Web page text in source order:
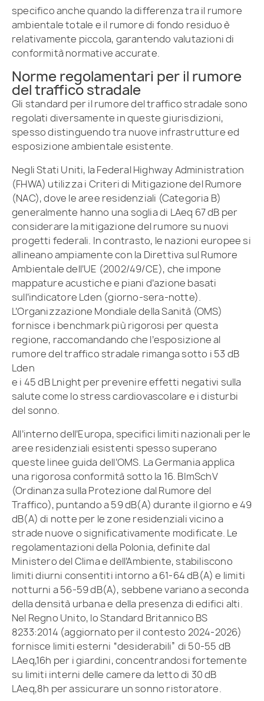
specifico anche quando la differenza tra il rumore
ambientale totale e il rumore di fondo residuo è
relativamente piccola, garantendo valutazioni di
conformità normative accurate.
Norme regolamentari per il rumore
del traffico stradale
Gli standard per il rumore del traffico stradale sono
regolati diversamente in queste giurisdizioni,
spesso distinguendo tra nuove infrastrutture ed
esposizione ambientale esistente.
Negli Stati Uniti, la Federal Highway Administration
(FHWA) utilizza i Criteri di Mitigazione del Rumore
(NAC), dove le aree residenziali (Categoria B)
generalmente hanno una soglia di LAeq 67 dB per
considerare la mitigazione del rumore su nuovi
progetti federali. In contrasto, le nazioni europee si
allineano ampiamente con la Direttiva sul Rumore
Ambientale dell’UE (2002/49/CE), che impone
mappature acustiche e piani d’azione basati
sull’indicatore Lden (giorno-sera-notte).
L’Organizzazione Mondiale della Sanità (OMS)
fornisce i benchmark più rigorosi per questa
regione, raccomandando che l’esposizione al
rumore del traffico stradale rimanga sotto i 53 dB
Lden
e i 45 dB Lnight per prevenire effetti negativi sulla
salute come lo stress cardiovascolare e i disturbi
del sonno.
All’interno dell’Europa, specifici limiti nazionali per le
aree residenziali esistenti spesso superano
queste linee guida dell’OMS. La Germania applica
una rigorosa conformità sotto la 16. BImSchV
(Ordinanza sulla Protezione dal Rumore del
Traffico), puntando a 59 dB(A) durante il giorno e 49
dB(A) di notte per le zone residenziali vicino a
strade nuove o significativamente modificate. Le
regolamentazioni della Polonia, definite dal
Ministero del Clima e dell’Ambiente, stabiliscono
limiti diurni consentiti intorno a 61-64 dB(A) e limiti
notturni a 56-59 dB(A), sebbene variano a seconda
della densità urbana e della presenza di edifici alti.
Nel Regno Unito, lo Standard Britannico BS
8233:2014 (aggiornato per il contesto 2024-2026)
fornisce limiti esterni “desiderabili” di 50-55 dB
LAeq,16h per i giardini, concentrandosi fortemente
su limiti interni delle camere da letto di 30 dB
LAeq,8h per assicurare un sonno ristoratore.